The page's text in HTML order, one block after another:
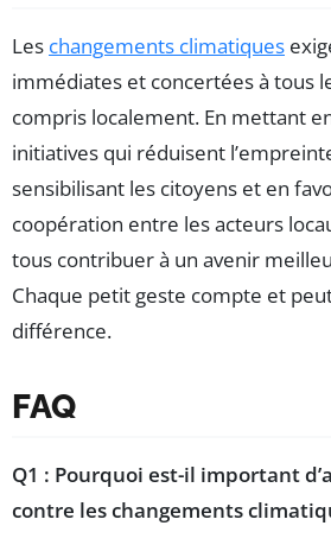
Les changements climatiques
immédiates et concertées à tous
compris localement. En mettant
initiatives qui réduisent
sensibilisant les citoyens et en
coopération entre les acteurs
tous contribuer à un avenir
Chaque petit geste compte et
différence.
FAQ
Q1 : Pourquoi est-il important
contre les changements